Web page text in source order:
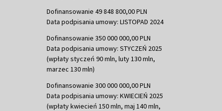
Dofinansowanie 49 848 800,00 PLN
Data podpisania umowy: LISTOPAD 2024
Dofinansowanie 350 000 000,00 PLN
Data podpisania umowy: STYCZEŃ 2025
(wpłaty styczeń 90 mln, luty 130 mln,
marzec 130 mln)
Dofinansowanie 300 000 000,00 PLN
Data podpisania umowy: KWIECIEŃ 2025
(wpłaty kwiecień 150 mln, maj 140 mln,